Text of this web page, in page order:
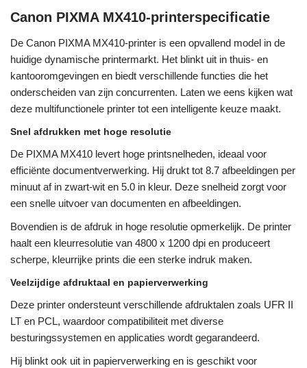
Canon PIXMA MX410-printerspecificatie
De Canon PIXMA MX410-printer is een opvallend model in de
huidige dynamische printermarkt. Het blinkt uit in thuis- en
kantooromgevingen en biedt verschillende functies die het
onderscheiden van zijn concurrenten. Laten we eens kijken wat
deze multifunctionele printer tot een intelligente keuze maakt.
Snel afdrukken met hoge resolutie
De PIXMA MX410 levert hoge printsnelheden, ideaal voor
efficiënte documentverwerking. Hij drukt tot 8.7 afbeeldingen per
minuut af in zwart-wit en 5.0 in kleur. Deze snelheid zorgt voor
een snelle uitvoer van documenten en afbeeldingen.
Bovendien is de afdruk in hoge resolutie opmerkelijk. De printer
haalt een kleurresolutie van 4800 x 1200 dpi en produceert
scherpe, kleurrijke prints die een sterke indruk maken.
Veelzijdige afdruktaal en papierverwerking
Deze printer ondersteunt verschillende afdruktalen zoals UFR II
LT en PCL, waardoor compatibiliteit met diverse
besturingssystemen en applicaties wordt gegarandeerd.
Hij blinkt ook uit in papierverwerking en is geschikt voor